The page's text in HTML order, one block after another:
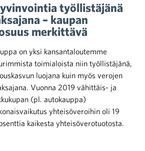
työllistäjänä
– kaupan
merkittävä
on yksi kansantaloutemme
toimialoista niin työllistäjänä,
luojana kuin myös verojen
Vuonna 2019 vähittäis- ja
(pl. autokauppa)
yhteisöveroihin oli 19
kaikesta yhteisöverotuotosta.